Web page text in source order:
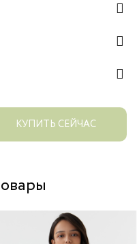
КУПИТЬ СЕЙЧАС